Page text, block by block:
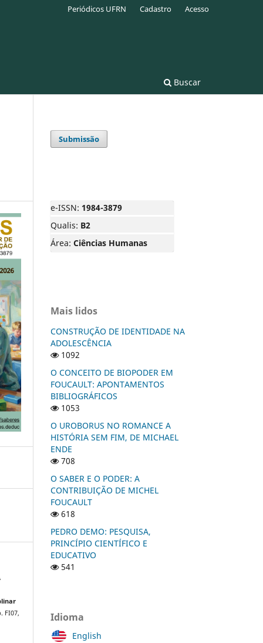
Buscar
Periódicos UFRN Cadastro Acesso
FI07,
Submissão
e-ISSN: 1984-3879
Qualis: B2
Área: Ciências Humanas
Mais lidos
CONSTRUÇÃO DE IDENTIDADE NA
ADOLESCÊNCIA
1092
O CONCEITO DE BIOPODER EM
FOUCAULT: APONTAMENTOS
BIBLIOGRÁFICOS
1053
O UROBORUS NO ROMANCE A
HISTÓRIA SEM FIM, DE MICHAEL
ENDE
708
O SABER E O PODER: A
CONTRIBUIÇÃO DE MICHEL
FOUCAULT
618
PEDRO DEMO: PESQUISA,
PRINCÍPIO CIENTÍFICO E
EDUCATIVO
541
Idioma
English